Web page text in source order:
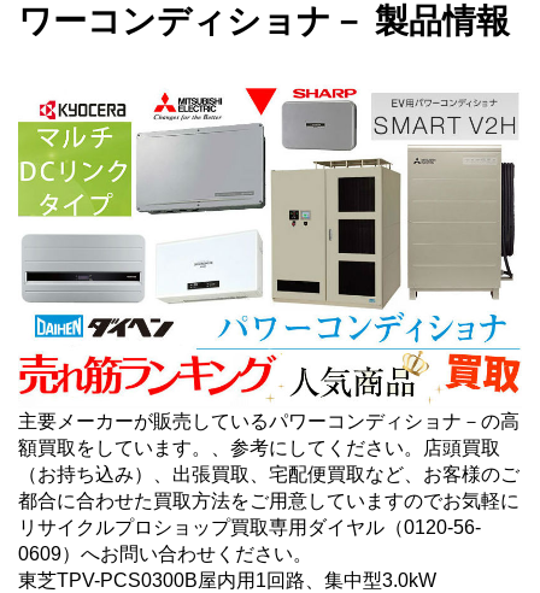
ワーコンディショナ－ 製品情報
主要メーカーが販売しているパワーコンディショナ－の高
額買取をしています。、参考にしてください。店頭買取
（お持ち込み）、出張買取、宅配便買取など、お客様のご
都合に合わせた買取方法をご用意していますのでお気軽に
リサイクルプロショップ買取専用ダイヤル（0120-56-
0609）へお問い合わせください。
東芝TPV-PCS0300B屋内用1回路、集中型3.0kW